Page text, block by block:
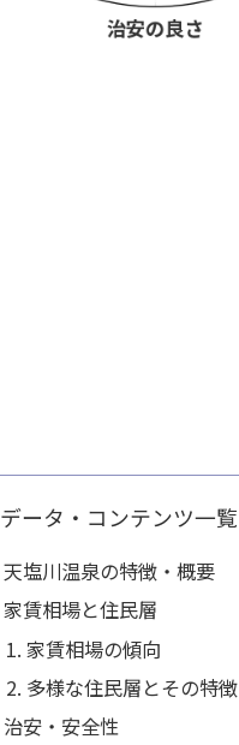
データ・コンテンツ一覧
天塩川温泉の特徴・概要
家賃相場と住民層
家賃相場の傾向
多様な住民層とその特徴
治安・安全性